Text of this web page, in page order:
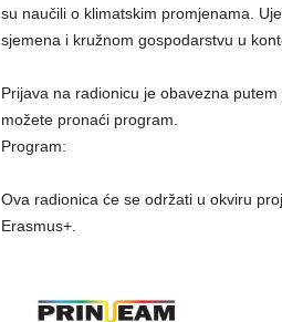
su naučili o klimatskim promjenama.
sjemena i kružnom gospodarstvu u
Prijava na radionicu je obavezna
možete pronaći program.
Program:
Ova radionica će se održati u okviru
Erasmus+.